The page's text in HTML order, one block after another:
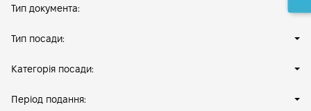
Тип документа:
Тип посади:
Категорія посади:
Період подання: